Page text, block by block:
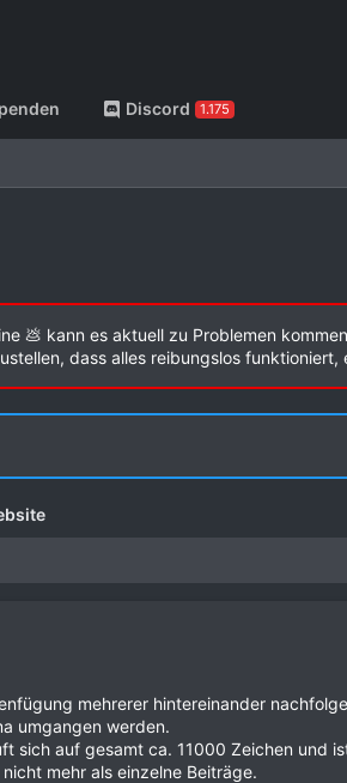
Discord 1.175
💩 kann es aktuell zu Problemen
dass alles reibungslos
mehrerer hintereinander
umgangen werden.
sich auf gesamt ca. 11000 Zeichen und
mehr als einzelne Beiträge.